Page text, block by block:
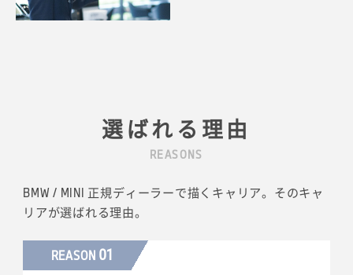
選ばれる理由
REASONS
BMW / MINI 正規ディーラーで描くキャリア。そのキャ
リアが選ばれる理由。
REASON 01